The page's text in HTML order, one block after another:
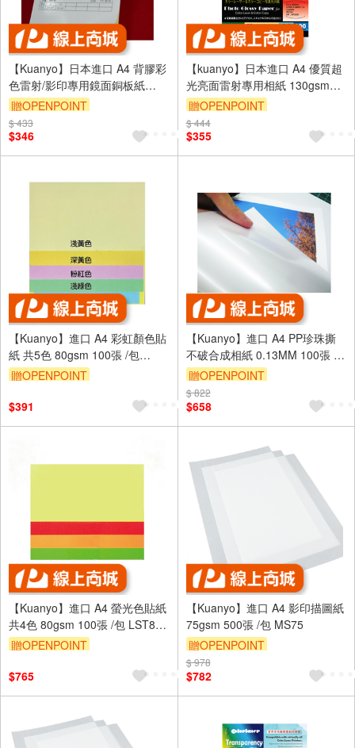
【Kuanyo】日本進口 A4 背膠彩
色雷射/影印專用鏡面銅板紙
90gsm 100張 /包 GST95
贈OPENPOINT
$ 433
$346
【kuanyo】日本進口 A4 優質超
光亮面雷射專用相紙 130gsm
100張 /包 GW130
贈OPENPOINT
$ 444
$355
【Kuanyo】進口 A4 彩虹顏色貼
紙 共5色 80gsm 100張 /包
LST80 - 多款可選
贈OPENPOINT
$391
【Kuanyo】進口 A4 PP珍珠撕
不破合成相紙 0.13MM 100張 /
包 PP120L
贈OPENPOINT
$ 822
$658
【Kuanyo】進口 A4 螢光色貼紙
共4色 80gsm 100張 /包 LST80 -
多款可選
贈OPENPOINT
$765
【Kuanyo】進口 A4 影印描圖紙
75gsm 500張 /包 MS75
贈OPENPOINT
$ 978
$782